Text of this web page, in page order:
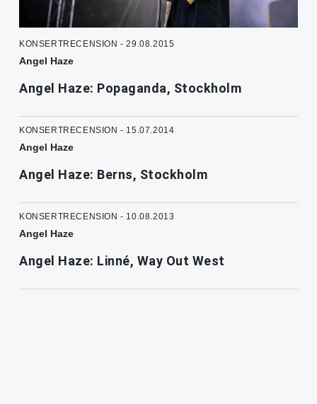
KONSERTRECENSION - 29.08.2015
Angel Haze
Angel Haze: Popaganda, Stockholm
KONSERTRECENSION - 15.07.2014
Angel Haze
Angel Haze: Berns, Stockholm
KONSERTRECENSION - 10.08.2013
Angel Haze
Angel Haze: Linné, Way Out West